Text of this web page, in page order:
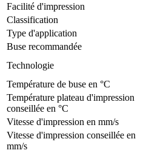
Facilité d'impression
Classification
Type d'application
Buse recommandée
Technologie
Température de buse en °C
Température plateau d'impression
conseillée en °C
Vitesse d'impression en mm/s
Vitesse d'impression conseillée en
mm/s